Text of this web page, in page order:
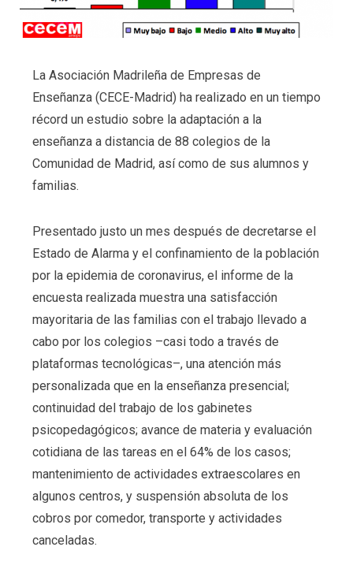
La Asociación Madrileña de Empresas de
Enseñanza (CECE-Madrid) ha realizado en un tiempo
récord un estudio sobre la adaptación a la
enseñanza a distancia de 88 colegios de la
Comunidad de Madrid, así como de sus alumnos y
familias.
Presentado justo un mes después de decretarse el
Estado de Alarma y el confinamiento de la población
por la epidemia de coronavirus, el informe de la
encuesta realizada muestra una satisfacción
mayoritaria de las familias con el trabajo llevado a
cabo por los colegios –casi todo a través de
plataformas tecnológicas–, una atención más
personalizada que en la enseñanza presencial;
continuidad del trabajo de los gabinetes
psicopedagógicos; avance de materia y evaluación
cotidiana de las tareas en el 64% de los casos;
mantenimiento de actividades extraescolares en
algunos centros, y suspensión absoluta de los
cobros por comedor, transporte y actividades
canceladas.